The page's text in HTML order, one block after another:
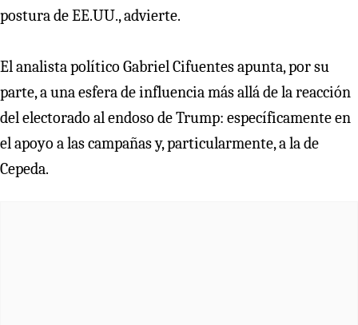
postura de EE.UU., advierte.
El analista político Gabriel Cifuentes apunta, por su
parte, a una esfera de influencia más allá de la reacción
del electorado al endoso de Trump: específicamente en
el apoyo a las campañas y, particularmente, a la de
Cepeda.